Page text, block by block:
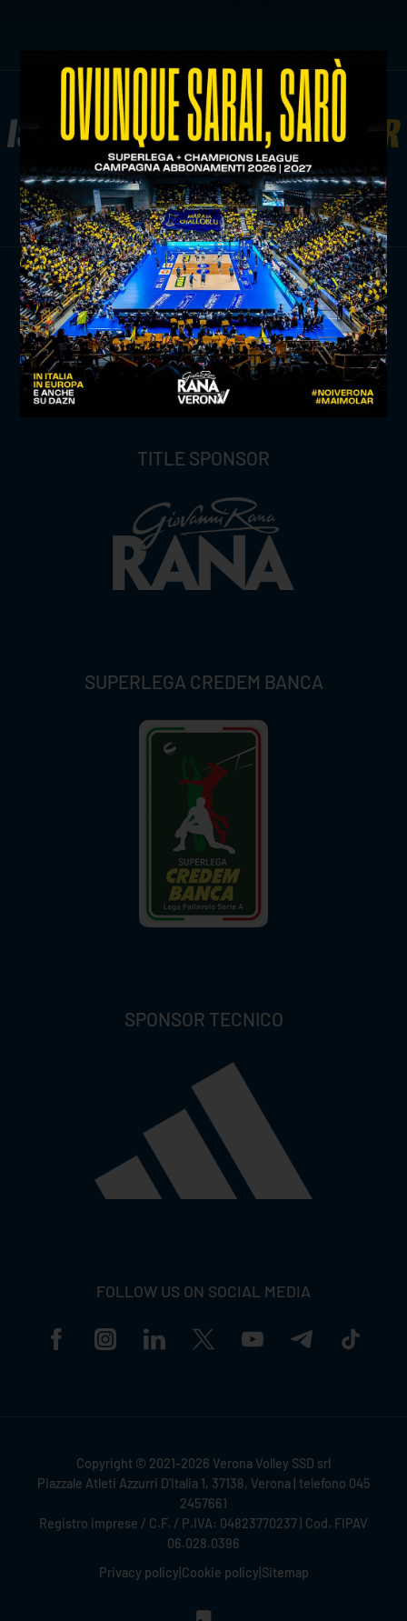
ISCRIVITI ALLANEWSLETTER
ISCRIVITI ORA
TITLE SPONSOR
SUPERLEGA CREDEM BANCA
SPONSOR TECNICO
FOLLOW US ON SOCIAL MEDIA
Copyright © 2021-2026 Verona Volley SSD srl
Piazzale Atleti Azzurri D'Italia 1, 37138, Verona | telefono 045
2457661
Registro imprese / C.F. / P.IVA: 04823770237 | Cod. FIPAV
06.028.0396
Privacy policy Cookie policy Sitemap